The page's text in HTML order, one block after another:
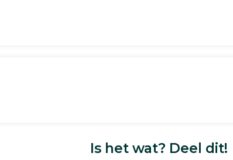
Is het wat? Deel dit!